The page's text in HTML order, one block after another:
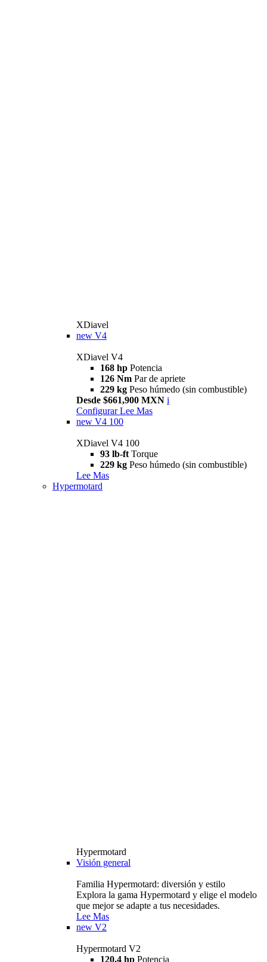
XDiavel
new V4
XDiavel V4
168 hp Potencia
126 Nm Par de apriete
229 kg Peso húmedo (sin combustible)
Desde $661,900 MXN i
Configurar Lee Mas
new V4 100
XDiavel V4 100
93 lb-ft Torque
229 kg Peso húmedo (sin combustible)
Lee Mas
Hypermotard
Hypermotard
Visión general
Familia Hypermotard: diversión y estilo
Explora la gama Hypermotard y elige el modelo
que mejor se adapte a tus necesidades.
Lee Mas
new V2
Hypermotard V2
120,4 hp Potencia